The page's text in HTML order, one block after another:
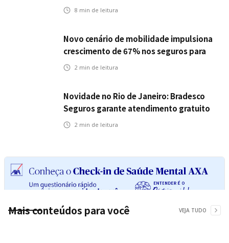
tecnologia
8 min de leitura
Novo cenário de mobilidade impulsiona
crescimento de 67% nos seguros para
veículos elétricos da Bradesco Seguros
2 min de leitura
Novidade no Rio de Janeiro: Bradesco
Seguros garante atendimento gratuito
na Ponte Rio-Niterói
2 min de leitura
Mais conteúdos para você VEJA TUDO